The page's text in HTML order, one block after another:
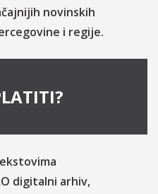
novinskih
i regije.
digitalni arhiv,